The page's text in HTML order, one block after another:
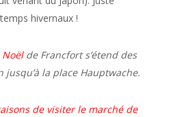
hivernaux !
de Francfort s’étend des
jusqu’à la place Hauptwache.
de visiter le marché de